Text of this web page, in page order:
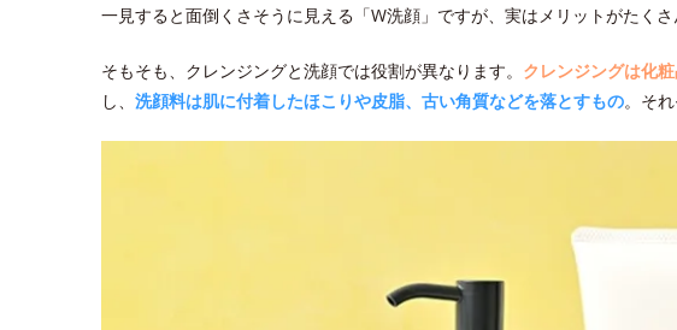
一見すると面倒くさそうに見える「W洗顔」ですが、実はメリットがたくさ
そもそも、クレンジングと洗顔では役割が異なります。 クレンジングは化
し、 洗顔料は肌に付着したほこりや皮脂、古い角質などを落とすもの。そ